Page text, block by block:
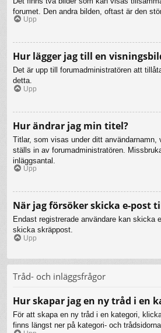
forumet. Den andra bilden, oftast är den
Upp
Hur lägger jag till en
Det är upp till forumadministratören att
detta.
Upp
Hur ändrar jag min titel?
Titlar, som visas under ditt användarnamn,
ställs in av forumadministratören.
inläggsantal.
Upp
När jag försöker skicka e-post
Endast registrerade användare kan skicka
skicka skräppost.
Upp
Tråd- och inläggsfrågor
Hur skapar jag en ny tråd i en
För att skapa en ny tråd i en kategori,
finns längst ner på kategori- och